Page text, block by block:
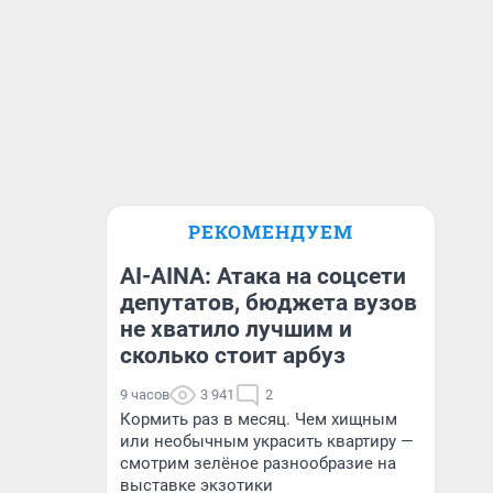
РЕКОМЕНДУЕМ
AI-AINA: Атака на соцсети
депутатов, бюджета вузов
не хватило лучшим и
сколько стоит арбуз
9 часов 3 941 2
Кормить раз в месяц. Чем хищным
или необычным украсить квартиру —
смотрим зелёное разнообразие на
выставке экзотики